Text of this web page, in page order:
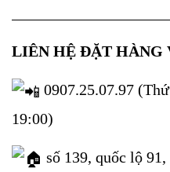
LIÊN HỆ ĐẶT HÀNG
0907.25.07.97
19:00)
số 139, quốc lộ